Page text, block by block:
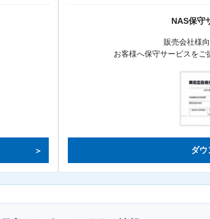
NAS保守
販売会社様
お客様へ保守サービスをご
ダウ